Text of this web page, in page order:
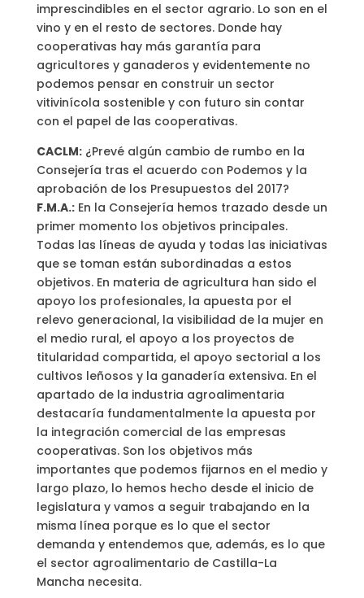
imprescindibles en el sector agrario. Lo son en el
vino y en el resto de sectores. Donde hay
cooperativas hay más garantía para
agricultores y ganaderos y evidentemente no
podemos pensar en construir un sector
vitivinícola sostenible y con futuro sin contar
con el papel de las cooperativas.
CACLM:¿Prevé algún cambio de rumbo en la
Consejería tras el acuerdo con Podemos y la
aprobación de los Presupuestos del 2017?
F.M.A.:En la Consejería hemos trazado desde un
primer momento los objetivos principales.
Todas las líneas de ayuda y todas las iniciativas
que se toman están subordinadas a estos
objetivos. En materia de agricultura han sido el
apoyo los profesionales, la apuesta por el
relevo generacional, la visibilidad de la mujer en
el medio rural, el apoyo a los proyectos de
titularidad compartida, el apoyo sectorial a los
cultivos leñosos y la ganadería extensiva. En el
apartado de la industria agroalimentaria
destacaría fundamentalmente la apuesta por
la integración comercial de las empresas
cooperativas. Son los objetivos más
importantes que podemos fijarnos en el medio y
largo plazo, lo hemos hecho desde el inicio de
legislatura y vamos a seguir trabajando en la
misma línea porque es lo que el sector
demanda y entendemos que, además, es lo que
el sector agroalimentario de Castilla-La
Mancha necesita.